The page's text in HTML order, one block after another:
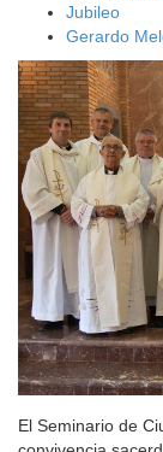
Jubileo
Gerardo
El Seminario de